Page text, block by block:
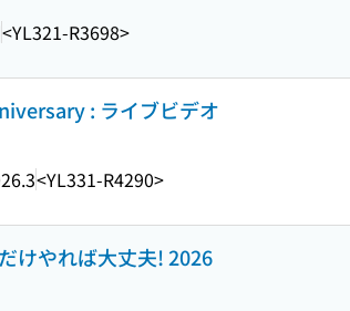
<YL321-R3698>
: ライブビデオ
<YL331-R4290>
けやれば大丈夫! 2026